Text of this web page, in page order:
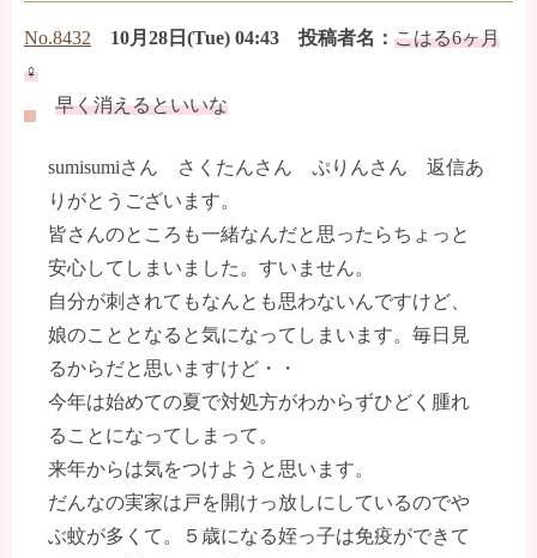
No.8432 10月28日(Tue) 04:43 投稿者名： こはる6ヶ月
♀
早く消えるといいな
sumisumiさん さくたんさん ぷりんさん 返信あ
りがとうございます。
皆さんのところも一緒なんだと思ったらちょっと
安心してしまいました。すいません。
自分が刺されてもなんとも思わないんですけど、
娘のこととなると気になってしまいます。毎日見
るからだと思いますけど・・
今年は始めての夏で対処方がわからずひどく腫れ
ることになってしまって。
来年からは気をつけようと思います。
だんなの実家は戸を開けっ放しにしているのでや
ぶ蚊が多くて。５歳になる姪っ子は免疫ができて